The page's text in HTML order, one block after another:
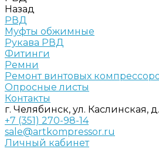
Назад
РВД
Муфты обжимные
Рукава РВД
Фитинги
Ремни
Ремонт винтовых
Опросные листы
Контакты
г. Челябинск, ул. Каслинская,
+7 (351) 270-98-14
sale@artkompressor.ru
Личный кабинет